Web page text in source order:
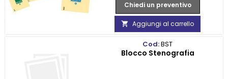
Chiedi un preventivo
 Aggiungi al carrello
Cod:BST
Blocco Stenografia